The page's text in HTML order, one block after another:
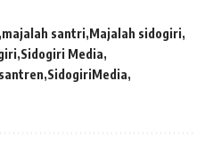
majalah santri Majalah sidogiri
Sidogiri Media
SidogiriMedia